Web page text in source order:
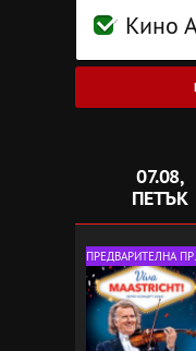
Кино
07.08,
ПЕТЪК